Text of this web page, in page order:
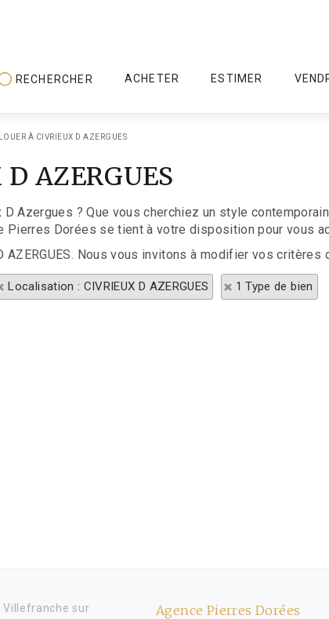
RECHERCHER ACHETER ESTIMER
À CIVRIEUX D AZERGUES
AZERGUES
Azergues ? Que vous cherchiez un style
Dorées se tient à votre disposition pour vous
Nous vous invitons à modifier vos critères
Localisation : CIVRIEUX D AZERGUES 1 Type de bien
Villefranche sur
Agence Pierres Dorées